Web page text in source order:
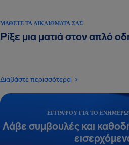
ΕΓΓΡΆΨΟΥ ΓΙΑ ΤΟ
Λάβε συμβουλές και
ΜΆΘΕΤΕ ΤΑ ΔΙΚΑΙΏΜΑΤΆ ΣΑΣ
Ρίξε μια ματιά στον απλό
Διαβάστε περισσότερα